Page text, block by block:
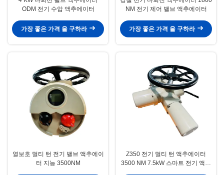
ODM 전기 수압 액추에이터
가장 좋은 가격 을 구하라
NM 전기 제어 밸브 액추에이터
가장 좋은 가격 을 구하라
열보호 멀티 턴 전기 밸브 액추에이
터 지능 3500NM
Z350 전기 멀티 턴 액추에이터
3500 NM 7.5kW 스마트 전기 액추